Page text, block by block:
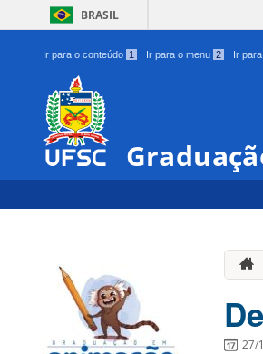
BRASIL
Ir para o conteúdo 1 Ir para o menu 2 Ir
27/